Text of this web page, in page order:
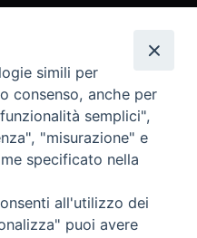
Digitale
simili per
consenso, anche per
semplici",
"misurazione" e
specificato nella
all'utilizzo dei
puoi avere